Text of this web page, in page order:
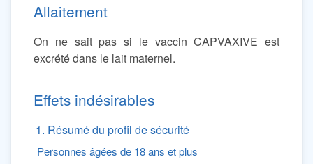
Allaitement
On ne sait pas si le vaccin CAPVAXIVE est
excrété dans le lait maternel.
Effets indésirables
1. Résumé du profil de sécurité
Personnes âgées de 18 ans et plus